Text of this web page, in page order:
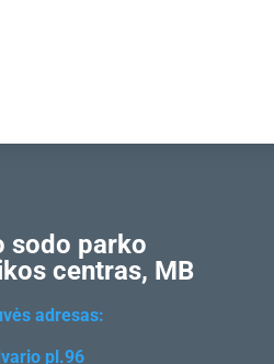
sodo parko
centras, MB
adresas:
pl.96